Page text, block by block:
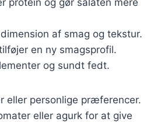
af smag og tekstur.
en ny smagsprofil.
og sundt fedt.
eller personlige præferencer.
eller agurk for at give